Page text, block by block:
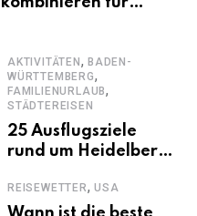
Kenia-Urlaub
AKTIVITÄTEN, BADEN-
WÜRTTEMBERG,
FAMILIENURLAUB,
STÄDTEREISEN
25 Ausflugsziele
rund um Heidelberg,
sollte
REISEWETTER, USA